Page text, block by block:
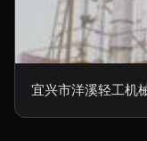
宜兴市洋溪轻工机